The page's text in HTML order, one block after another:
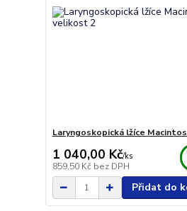
Laryngoskopická lžíce
1 040,00 Kč/ks
859,50 Kč bez DPH
Přidat do